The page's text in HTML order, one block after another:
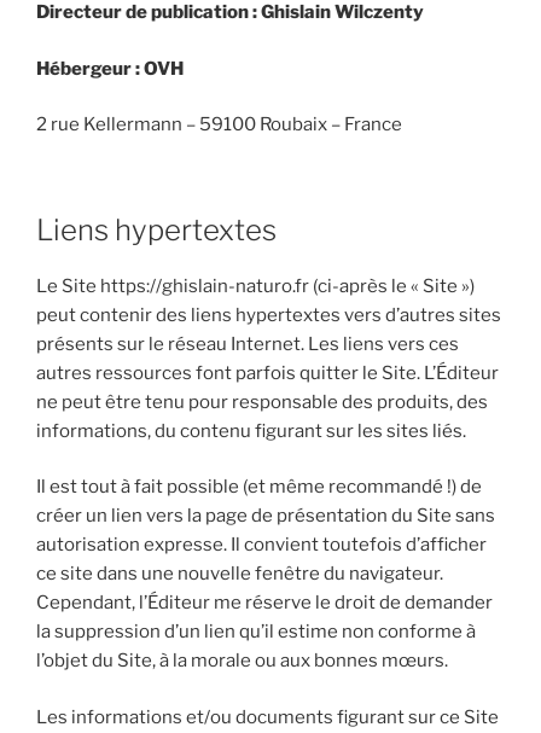
Directeur de publication :Ghislain Wilczenty
Hébergeur :OVH
2 rue Kellermann – 59100 Roubaix – France
Liens hypertextes
Le Site https://ghislain-naturo.fr (ci-après le « Site »)
peut contenir des liens hypertextes vers d’autres sites
présents sur le réseau Internet. Les liens vers ces
autres ressources font parfois quitter le Site. L’Éditeur
ne peut être tenu pour responsable des produits, des
informations, du contenu figurant sur les sites liés.
Il est tout à fait possible (et même recommandé !) de
créer un lien vers la page de présentation du Site sans
autorisation expresse. Il convient toutefois d’afficher
ce site dans une nouvelle fenêtre du navigateur.
Cependant, l’Éditeur me réserve le droit de demander
la suppression d’un lien qu’il estime non conforme à
l’objet du Site, à la morale ou aux bonnes mœurs.
Les informations et/ou documents figurant sur ce Site